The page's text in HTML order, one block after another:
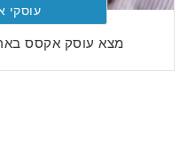
עוסקי
מצא עוסק אקסס